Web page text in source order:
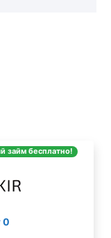
займ бесплатно!
0